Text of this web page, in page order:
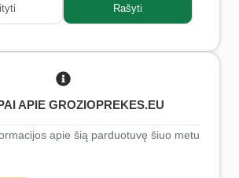
Rašyti
APIE GROZIOPREKES.EU
apie šią parduotuvę šiuo metu